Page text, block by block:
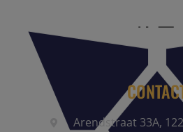
Arendstraat 33A,